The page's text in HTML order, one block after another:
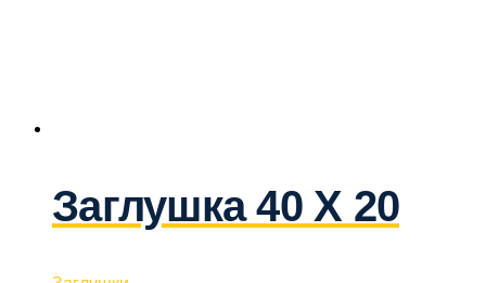
Заглушка 40 Х 20